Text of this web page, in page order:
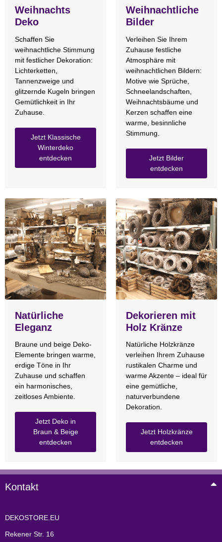
Weihnachts
Deko
Schaffen Sie
weihnachtliche Stimmung
mit festlicher Dekoration:
Lichterketten,
Tannenzweige und
glitzernde Kugeln bringen
Gemütlichkeit in Ihr
Zuhause.
Jetzt Klassische
Winterdeko
entdecken
Weihnachtliche
Bilder
Verleihen Sie Ihrem
Zuhause festliche
Atmosphäre mit
weihnachtlichen Bildern:
Motive wie Sprüche,
Schneelandschaften,
Weihnachtsbäume und
Kerzen schaffen eine
warme, besinnliche
Stimmung.
Jetzt Bilder
entdecken
Natürliche
Eleganz
Braune und beige Deko-
Elemente bringen warme,
erdige Töne in Ihr
Zuhause und schaffen
ein harmonisches,
zeitloses Ambiente.
Jetzt Deko in
Braun & Beige
entdecken
Dekorieren mit
Holz Kränze
Natürliche Holzkränze
verleihen Ihrem Zuhause
rustikalen Charme und
warme Akzente – ideal für
eine gemütliche,
naturverbundene
Dekoration.
Jetzt Holzkränze
entdecken
Kontakt
DEKOSTORE.EU
Rekener Str. 16